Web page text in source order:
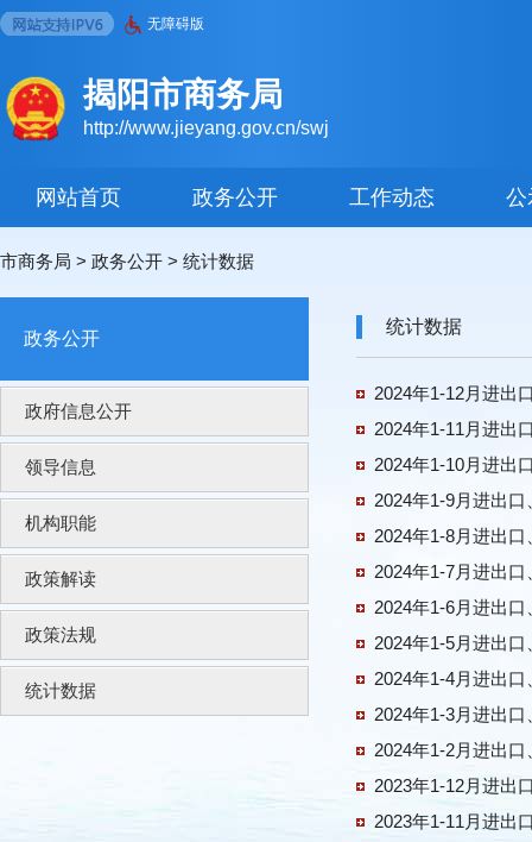
无障碍版
揭阳市商务局
http://www.jieyang.gov.cn/swj
网站首页 政务公开 工作动态 公
市商务局 > 政务公开 > 统计数据
政务公开
政府信息公开
领导信息
机构职能
政策解读
政策法规
统计数据
统计数据
2024年1-12月进出
2024年1-11月进出
2024年1-10月进出
2024年1-9月进出
2024年1-8月进出
2024年1-7月进出
2024年1-6月进出
2024年1-5月进出
2024年1-4月进出
2024年1-3月进出
2024年1-2月进出
2023年1-12月进出
2023年1-11月进出